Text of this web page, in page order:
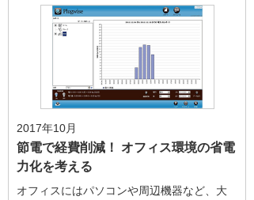
2017年10月
節電で経費削減！ オフィス環境の省電
力化を考える
オフィスにはパソコンや周辺機器など、大